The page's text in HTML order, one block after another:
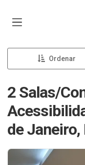
Ordenar
2 Salas/
de Janeiro,